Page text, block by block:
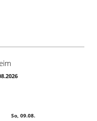
So, 09.08.